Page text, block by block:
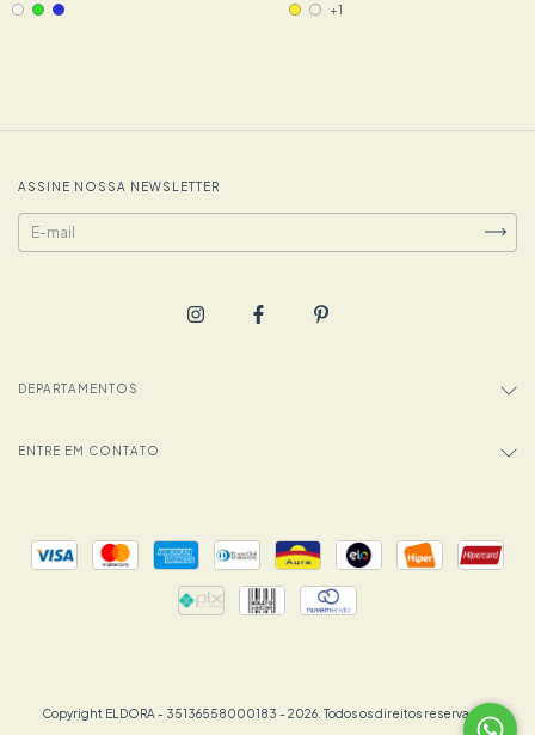
+1
ASSINE NOSSA NEWSLETTER
DEPARTAMENTOS
ENTRE EM CONTATO
Copyright ELDORA - 35136558000183 - 2026. Todos os direitos reservados.